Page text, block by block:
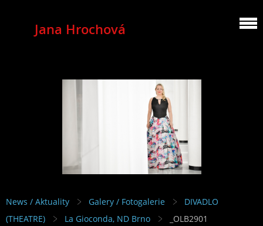
Jana Hrochová
MEZZOSOPRANO
News / Aktuality Galery / Fotogalerie
DIVADLO
(THEATRE)
La Gioconda, ND Brno _OLB2901